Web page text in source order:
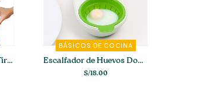
Escalfador de Huevos Doble Para Microondas
OFERTA
Vaso Nordic 520 ml (Set de 4-6)
69.00 S/37.00